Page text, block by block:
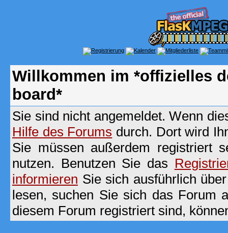
Willkommen im *offizielles
board*
Sie sind nicht angemeldet. Wenn
Hilfe des Forums durch. Dort wird
Sie müssen außerdem registriert
nutzen. Benutzen Sie das
informieren Sie sich ausführlich
lesen, suchen Sie sich das Forum
diesem Forum registriert sind,